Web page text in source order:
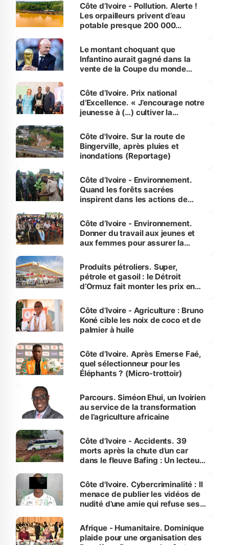
Côte d’Ivoire - Pollution. Alerte !
Les orpailleurs privent d’eau
potable presque 200 000
Le montant choquant que
Infantino aurait gagné dans la
vente de la Coupe du monde
Côte d’Ivoire. Prix national
d’Excellence. « J’encourage notre
jeunesse à (…) cultiver la
(Alassane Ouattara
Côte d'Ivoire. Sur la route de
Bingerville, après pluies et
inondations (Reportage)
Côte d’Ivoire - Environnement.
Quand les forêts sacrées
inspirent dans les actions de
Côte d’Ivoire - Environnement.
Donner du travail aux jeunes et
aux femmes pour assurer la
menacées
Produits pétroliers. Super,
pétrole et gasoil : le Détroit
d’Ormuz fait monter les prix en
Côte d’Ivoire - Agriculture : Bruno
Koné cible les noix de coco et de
palmier à huile
Côte d’Ivoire. Après Emerse Faé,
quel sélectionneur pour les
Éléphants ? (Micro-trottoir)
Parcours. Siméon Ehui, un Ivoirien
au service de la transformation
de l’agriculture africaine
Côte d’Ivoire - Accidents. 39
morts après la chute d’un car
dans le fleuve Bafing : Un lecteur
des Transports
Côte d'Ivoire. Cybercriminalité : Il
menace de publier les vidéos de
nudité d’une amie qui refuse ses
Afrique - Humanitaire. Dominique
plaide pour une organisation des